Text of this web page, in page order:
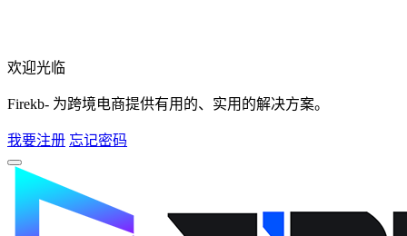
欢迎光临
Firekb- 为跨境电商提供有用的、实用的解决方案。
我要注册 忘记密码